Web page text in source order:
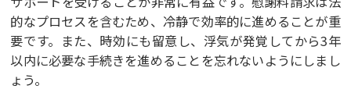
的なプロセスを含むため、冷静で効率的に進めることが重
要です。また、時効にも留意し、浮気が発覚してから3年
以内に必要な手続きを進めることを忘れないようにしまし
ょう。